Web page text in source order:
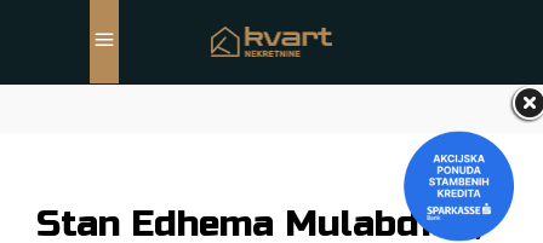
Stan Edhema Mulabdića,